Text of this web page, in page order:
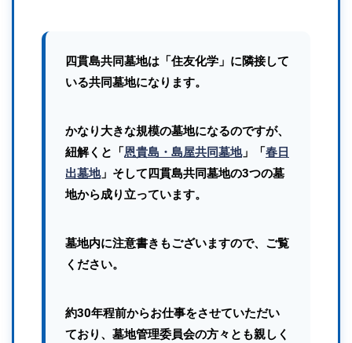
四貫島共同墓地は「住友化学」に隣接して
いる共同墓地になります。
かなり大きな規模の墓地になるのですが、
紐解くと「恩貴島・島屋共同墓地」「春日
出墓地」そして四貫島共同墓地の3つの墓
地から成り立っています。
墓地内に注意書きもございますので、ご覧
ください。
約30年程前からお仕事をさせていただい
ており、墓地管理委員会の方々とも親しく